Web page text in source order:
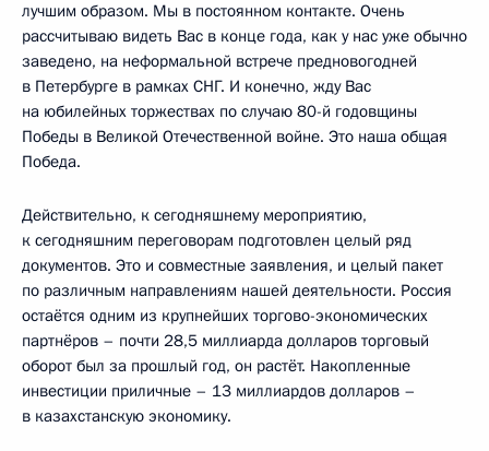
лучшим образом. Мы в постоянном контакте. Очень
рассчитываю видеть Вас в конце года, как у нас уже обычно
заведено, на неформальной встрече предновогодней
в Петербурге в рамках СНГ. И конечно, жду Вас
на юбилейных торжествах по случаю 80-й годовщины
Победы в Великой Отечественной войне. Это наша общая
Победа.
Действительно, к сегодняшнему мероприятию,
к сегодняшним переговорам подготовлен целый ряд
документов. Это и совместные заявления, и целый пакет
по различным направлениям нашей деятельности. Россия
остаётся одним из крупнейших торгово-экономических
партнёров – почти 28,5 миллиарда долларов торговый
оборот был за прошлый год, он растёт. Накопленные
инвестиции приличные – 13 миллиардов долларов –
в казахстанскую экономику.